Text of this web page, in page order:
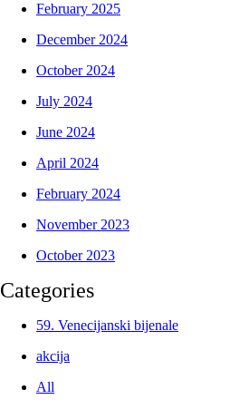
February 2025
December 2024
October 2024
July 2024
June 2024
April 2024
February 2024
November 2023
October 2023
Categories
59. Venecijanski bijenale
akcija
All